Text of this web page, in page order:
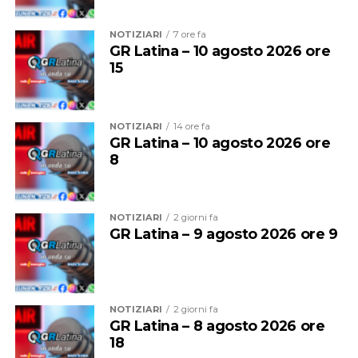
e della Protezione Civile impegnate nelle operazioni a
terra.
Un vasto incendio si è sviluppato nel tardo pomeriggio
anche sulle colline sopra l’abitato di Sermoneta. Le
fiamme hanno interessato due lunghi fronti, partiti da
versanti opposti, propagandosi rapidamente anche a
causa del vento. Non si esclude, al momento, l’ipotesi
NOTIZIARI 7 ore fa
GR Latina – 10 agosto 2026 ore
15
NOTIZIARI 14 ore fa
GR Latina – 10 agosto 2026 ore
8
NOTIZIARI 2 giorni fa
GR Latina – 9 agosto 2026 ore 9
NOTIZIARI 2 giorni fa
GR Latina – 8 agosto 2026 ore
18